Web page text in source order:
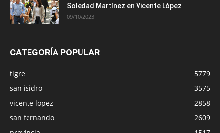
Soledad Martínez en Vicente López
09/10/2023
CATEGORÍA POPULAR
tigre
5779
san isidro
3575
vicente lopez
2858
san fernando
2609